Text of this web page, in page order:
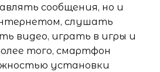
сообщения, но и
слушать
видео, играть в игры и
того, смартфон
установки